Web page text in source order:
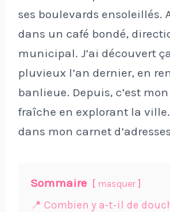
ses boulevards ensoleillés.
dans un café bondé,
municipal. J’ai découvert
pluvieux l’an dernier, en
banlieue. Depuis, c’est
fraîche en explorant la
dans mon carnet
Sommaire masquer
📍 Combien y a-t-il de